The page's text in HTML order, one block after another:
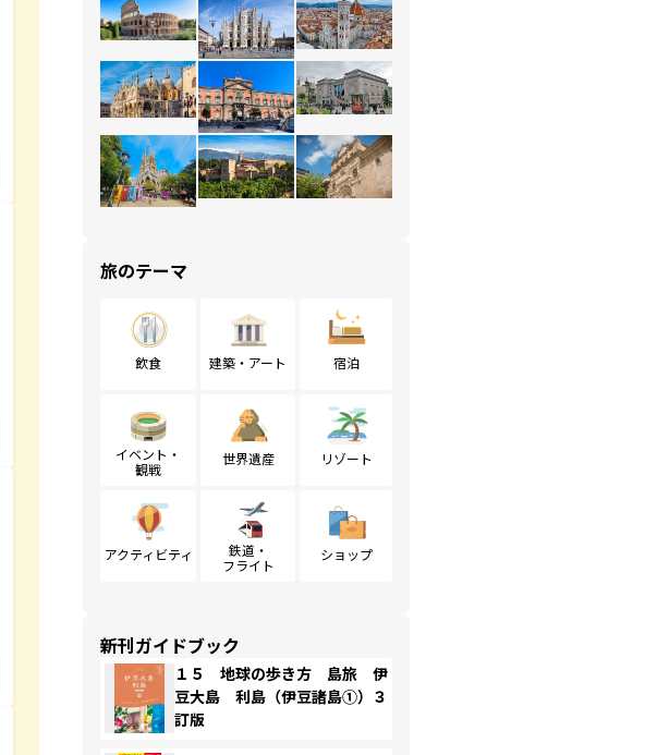
旅のテーマ
飲食 建築・アート 宿泊
イベント・
観戦
世界遺産 リゾート
アクティビティ
鉄道・
フライト
ショップ
新刊ガイドブック
１５ 地球の歩き方 島旅 伊
豆大島 利島（伊豆諸島①）３
訂版